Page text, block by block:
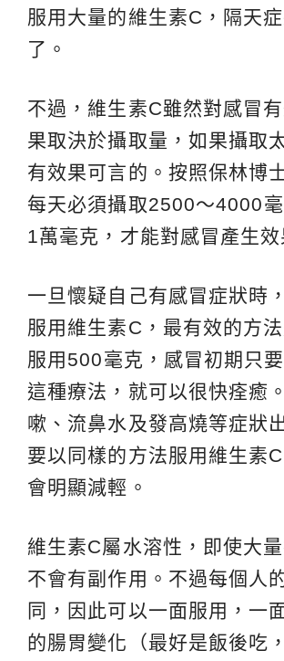
服用大量的維生素C，隔天
了。
不過，維生素C雖然對感冒
果取決於攝取量，如果攝取
有效果可言的。按照保林博
每天必須攝取2500～4000
1萬毫克，才能對感冒產生效
一旦懷疑自己有感冒症狀時
服用維生素C，最有效的方
服用500毫克，感冒初期只
這種療法，就可以很快痊癒
嗽、流鼻水及發高燒等症狀
要以同樣的方法服用維生素
會明顯減輕。
維生素C屬水溶性，即使大
不會有副作用。不過每個人
同，因此可以一面服用，一
的腸胃變化（最好是飯後吃